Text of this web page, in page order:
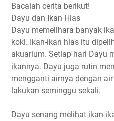
Bacalah cerita berikut!
Dayu dan Ikan Hias
Dayu memelihara banyak
koki. Ikan-ikan hias itu
akuarium. Setiap harl Dayu
ikannya. Dayu juga rutin
mengganti airnya dengan
lakukan seminggu sekali.
Dayu senang melihat ikan-